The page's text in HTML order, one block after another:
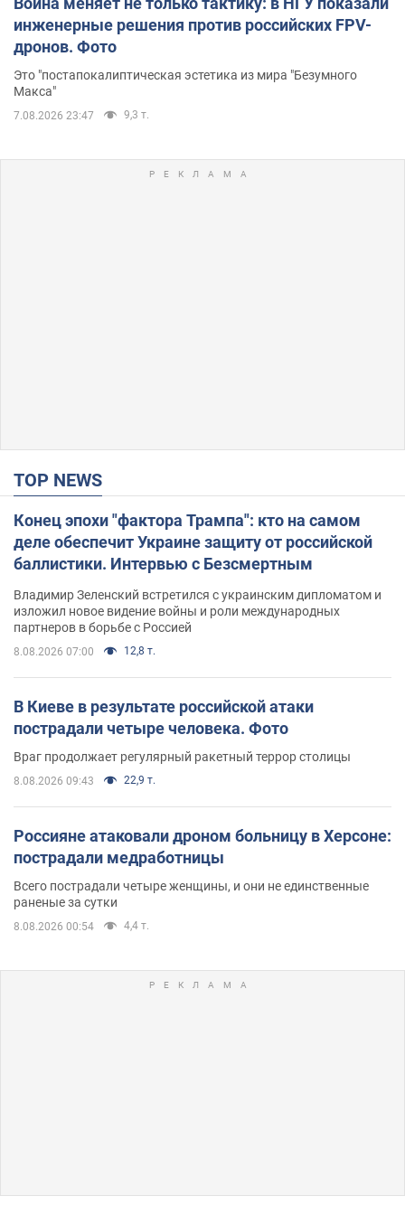
инженерные решения против российских FPV-
дронов. Фото
Это "постапокалиптическая эстетика из мира "Безумного
Макса"
7.08.2026 23:47 9,3 т.
TOP NEWS
Конец эпохи "фактора Трампа": кто на самом
деле обеспечит Украине защиту от российской
баллистики. Интервью с Безсмертным
Владимир Зеленский встретился с украинским дипломатом и
изложил новое видение войны и роли международных
партнеров в борьбе с Россией
8.08.2026 07:00 12,8 т.
В Киеве в результате российской атаки
пострадали четыре человека. Фото
Враг продолжает регулярный ракетный террор столицы
8.08.2026 09:43 22,9 т.
Россияне атаковали дроном больницу в Херсоне:
пострадали медработницы
Всего пострадали четыре женщины, и они не единственные
раненые за сутки
8.08.2026 00:54 4,4 т.